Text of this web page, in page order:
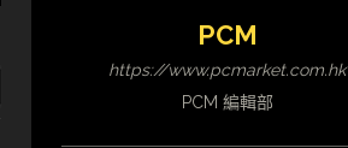
PCM
https://www.pcmarket.com.hk
PCM 編輯部